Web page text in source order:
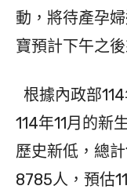
動，將待產孕
寶預計下午之後
根據內政部
114年11月的新
歷史新低，總
8785人，預估